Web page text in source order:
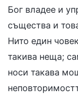
Бог владее и
същества и
Нито един
такива неща;
носи такава